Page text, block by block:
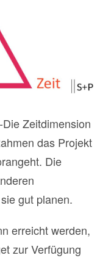
Zeitdimension
das Projekt
Die
gut planen.
erreicht werden,
zur Verfügung